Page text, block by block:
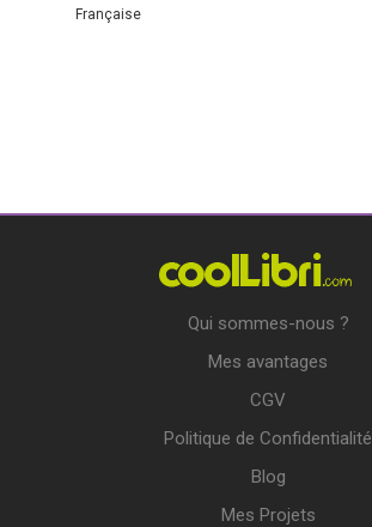
Française
Qui sommes-nous ?
Mes avantages
CGV
Politique de Confidentialité
Blog
Mes Projets